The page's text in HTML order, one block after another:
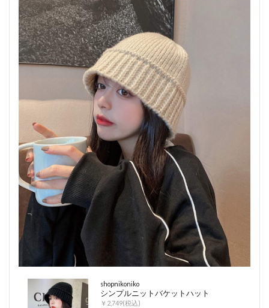
shopnikoniko
シンプルニットバケットハット
￥2,749(税込)